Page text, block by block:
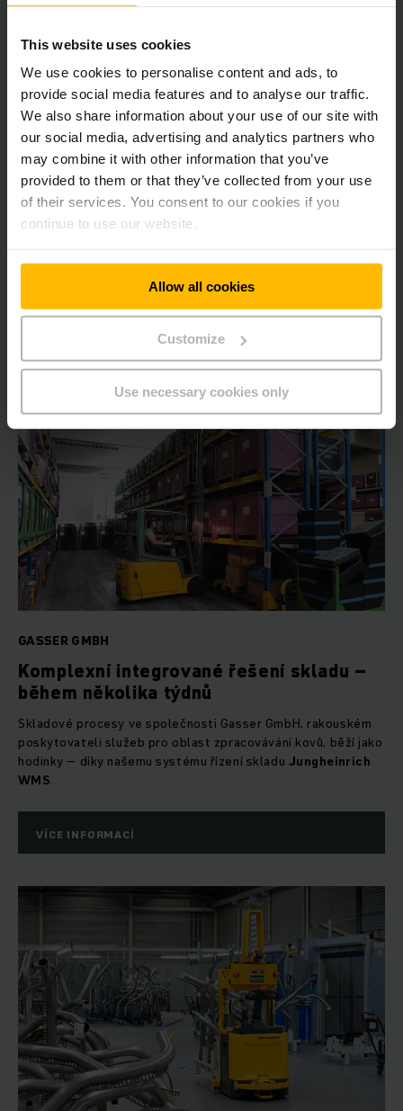
This website uses cookies
We use cookies to personalise content and ads, to
provide social media features and to analyse our traffic.
We also share information about your use of our site with
our social media, advertising and analytics partners who
may combine it with other information that you’ve
provided to them or that they’ve collected from your use
of their services. You consent to our cookies if you
continue to use our website.
Allow all cookies
Customize
Use necessary cookies only
PSZ ELECTRONIC
Efektivní logistické řešení
Elektronika je na vzestupu: Díky novému
GASSER GMBH
Komplexní integrované řešení skladu –
během několika týdnů
Skladové procesy ve společnosti Gasser GmbH, rakouském
poskytovateli služeb pro oblast zpracovávání kovů, běží jako
hodinky – díky našemu systému řízení skladu Jungheinrich
WMS.
VÍCE INFORMACÍ